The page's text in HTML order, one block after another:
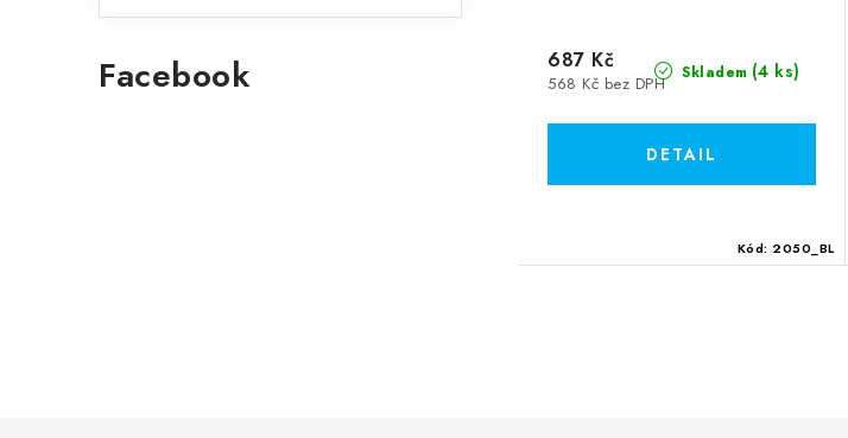
Facebook Skladem (4 ks)
568 Kč bez DPH
687 Kč
Kód: 2050_BL